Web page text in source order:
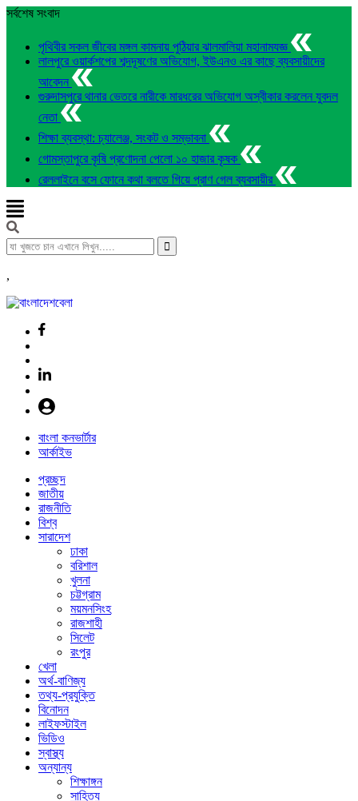
সর্বশেষ সংবাদ
পৃথিবীর সকল জীবের মঙ্গল কামনায় পুঠিয়ার ঝালমালিয়া মহানামযজ্ঞ
লালপুরে ওয়ার্কশপের শব্দদূষণের অভিযোগ, ইউএনও এর কাছে ব্যবসায়ীদের
আবেদন
গুরুদাসপুরে থানার ভেতরে নারীকে মারধরের অভিযোগ অস্বীকার করলেন যুবদল
নেতা
শিক্ষা ব্যবস্থা: চ্যালেঞ্জ, সংকট ও সম্ভাবনা
গোমস্তাপুরে কৃষি প্রণোদনা পেলো ১০ হাজার কৃষক
রেললাইনে বসে ফোনে কথা বলতে গিয়ে প্রাণ গেল ব্যবসায়ীর
,
বাংলা কনভার্টার
আর্কাইভ
প্রচ্ছদ
জাতীয়
রাজনীতি
বিশ্ব
সারাদেশ
ঢাকা
বরিশাল
খুলনা
চট্টগ্রাম
ময়মনসিংহ
রাজশাহী
সিলেট
রংপুর
খেলা
অর্থ-বাণিজ্য
তথ্য-প্রযুক্তি
বিনোদন
লাইফস্টাইল
ভিডিও
স্বাস্থ্য
অন্যান্য
শিক্ষাঙ্গন
সাহিত্য